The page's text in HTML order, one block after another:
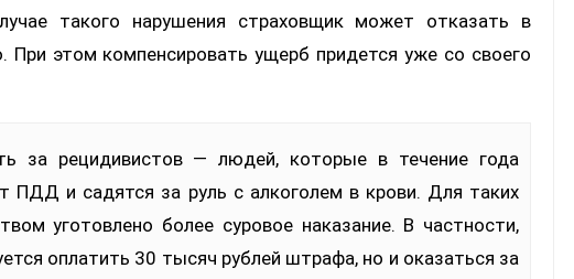
такого нарушения страховщик может отказать в
При этом компенсировать ущерб придется уже со своего
ПДД и садятся за руль с алкоголем в крови. Для таких
уготовлено более суровое наказание. В частности,
оплатить 30 тысяч рублей штрафа, но и оказаться за